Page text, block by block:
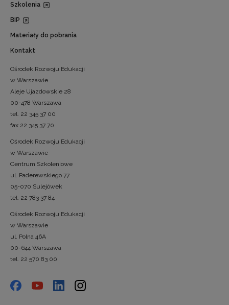
Szkolenia
BIP
Materiały do pobrania
Kontakt
Ośrodek Rozwoju Edukacji
w Warszawie
Aleje Ujazdowskie 28
00-478 Warszawa
tel. 22 345 37 00
fax 22 345 37 70
Ośrodek Rozwoju Edukacji
w Warszawie
Centrum Szkoleniowe
ul. Paderewskiego 77
05-070 Sulejówek
tel. 22 783 37 84
Ośrodek Rozwoju Edukacji
w Warszawie
ul. Polna 46A
00-644 Warszawa
tel. 22 570 83 00